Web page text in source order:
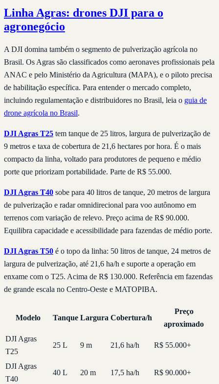
Linha Agras: drones DJI para o
agronegócio
A DJI domina também o segmento de pulverização agrícola no
Brasil. Os Agras são classificados como aeronaves profissionais pela
ANAC e pelo Ministério da Agricultura (MAPA), e o piloto precisa
de habilitação específica. Para entender o mercado completo,
incluindo regulamentação e distribuidores no Brasil, leia o guia de
drone agrícola no Brasil.
DJI Agras T25 tem tanque de 25 litros, largura de pulverização de
9 metros e taxa de cobertura de 21,6 hectares por hora. É o mais
compacto da linha, voltado para produtores de pequeno e médio
porte que priorizam portabilidade. Parte de R$ 55.000.
DJI Agras T40 sobe para 40 litros de tanque, 20 metros de largura
de pulverização e radar omnidirecional para voo autônomo em
terrenos com variação de relevo. Preço acima de R$ 90.000.
Equilibra capacidade e acessibilidade para fazendas de médio porte.
DJI Agras T50 é o topo da linha: 50 litros de tanque, 24 metros de
largura de pulverização, até 21,6 ha/h e suporte a operação em
enxame com o T25. Acima de R$ 130.000. Referência em fazendas
de grande escala no Centro-Oeste e MATOPIBA.
Modelo Tanque Largura Cobertura/h
Preço
aproximado
DJI Agras
T25
25 L 9 m 21,6 ha/h R$ 55.000+
DJI Agras
T40
40 L 20 m 17,5 ha/h R$ 90.000+